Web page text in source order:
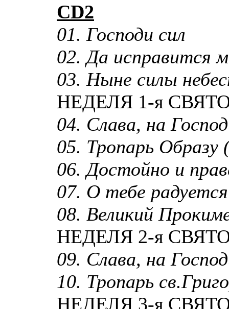
CD2
01. Господи сил
02. Да исправится
03. Ныне силы
НЕДЕЛЯ 1-я
04. Слава, на
05. Тропарь Образу
06. Достойно и
07. О тебе
08. Великий
НЕДЕЛЯ 2-я
09. Слава, на
10. Тропарь
НЕДЕЛЯ 3-я